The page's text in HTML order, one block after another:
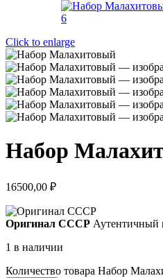
Click to enlarge
Набор
16500,00 ₽
Оригинал СССР Аутентичный
1 в наличии
Количество товара Набор